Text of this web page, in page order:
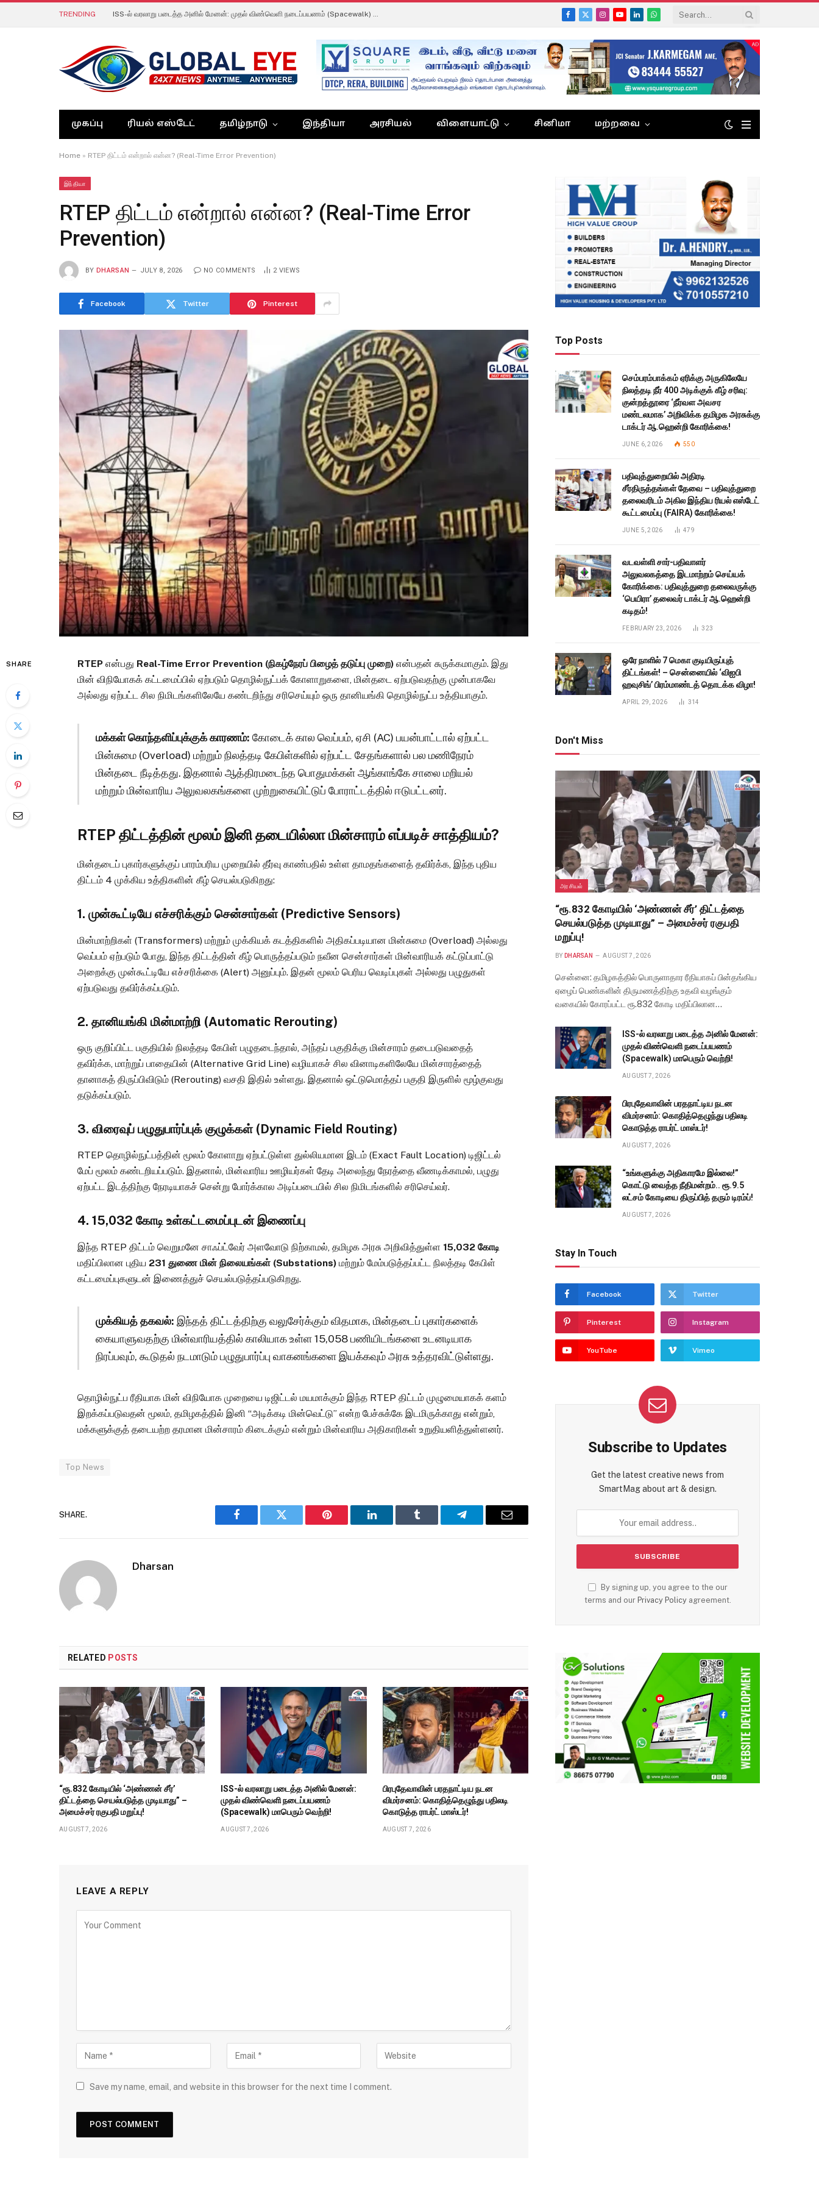
TRENDING ISS-ல் வரலாறு படைத்த அனில் மேனன்: முதல் விண்வெளி நடைப்பயணம் (Spacewalk) மாபெரும் வெற்றி!
Facebook
X
Instagram
YouTube
LinkedInWhatsApp
முகப்பு ரியல் எஸ்டேட் தமிழ்நாடு இந்தியா அரசியல் விளையாட்டு சினிமா மற்றவை
Home » RTEP திட்டம் என்றால் என்ன? (Real-Time Error Prevention)
இந்தியா
RTEP திட்டம் என்றால் என்ன? (Real-Time Error
Prevention)
BY DHARSAN JULY 8, 2026 NO COMMENTS 2 VIEWS
Facebook Twitter Pinterest
SHARE RTEP என்பது Real-Time Error Prevention (நிகழ்நேரப் பிழைத் தடுப்பு முறை) என்பதன் சுருக்கமாகும். இது
மின் விநியோகக் கட்டமைப்பில் ஏற்படும் தொழில்நுட்பக் கோளாறுகளை, மின்தடை ஏற்படுவதற்கு முன்பாகவே
அல்லது ஏற்பட்ட சில நிமிடங்களிலேயே கண்டறிந்து சரிசெய்யும் ஒரு தானியங்கி தொழில்நுட்ப உத்தியாகும்.
மக்கள் கொந்தளிப்புக்குக் காரணம்: கோடைக் கால வெப்பம், ஏசி (AC) பயன்பாட்டால் ஏற்பட்ட
மின்சுமை (Overload) மற்றும் நிலத்தடி கேபிள்களில் ஏற்பட்ட சேதங்களால் பல மணிநேரம்
மின்தடை நீடித்தது. இதனால் ஆத்திரமடைந்த பொதுமக்கள் ஆங்காங்கே சாலை மறியல்
மற்றும் மின்வாரிய அலுவலகங்களை முற்றுகையிட்டுப் போராட்டத்தில் ஈடுபட்டனர்.
RTEP திட்டத்தின் மூலம் இனி தடையில்லா மின்சாரம் எப்படிச் சாத்தியம்?
மின்தடைப் புகார்களுக்குப் பாரம்பரிய முறையில் தீர்வு காண்பதில் உள்ள தாமதங்களைத் தவிர்க்க, இந்த புதிய
திட்டம் 4 முக்கிய உத்திகளின் கீழ் செயல்படுகிறது:
1. முன்கூட்டியே எச்சரிக்கும் சென்சார்கள் (Predictive Sensors)
மின்மாற்றிகள் (Transformers) மற்றும் முக்கியக் கடத்திகளில் அதிகப்படியான மின்சுமை (Overload) அல்லது
வெப்பம் ஏற்படும் போது, இந்த திட்டத்தின் கீழ் பொருத்தப்படும் நவீன சென்சார்கள் மின்வாரியக் கட்டுப்பாட்டு
அறைக்கு முன்கூட்டியே எச்சரிக்கை (Alert) அனுப்பும். இதன் மூலம் பெரிய வெடிப்புகள் அல்லது பழுதுகள்
ஏற்படுவது தவிர்க்கப்படும்.
2. தானியங்கி மின்மாற்றி (Automatic Rerouting)
ஒரு குறிப்பிட்ட பகுதியில் நிலத்தடி கேபிள் பழுதடைந்தால், அந்தப் பகுதிக்கு மின்சாரம் தடைபடுவதைத்
தவிர்க்க, மாற்றுப் பாதையின் (Alternative Grid Line) வழியாகச் சில வினாடிகளிலேயே மின்சாரத்தைத்
தானாகத் திருப்பிவிடும் (Rerouting) வசதி இதில் உள்ளது. இதனால் ஒட்டுமொத்தப் பகுதி இருளில் மூழ்குவது
தடுக்கப்படும்.
3. விரைவுப் பழுதுபார்ப்புக் குழுக்கள் (Dynamic Field Routing)
RTEP தொழில்நுட்பத்தின் மூலம் கோளாறு ஏற்பட்டுள்ள துல்லியமான இடம் (Exact Fault Location) டிஜிட்டல்
மேப் மூலம் கண்டறியப்படும். இதனால், மின்வாரிய ஊழியர்கள் தேடி அலைந்து நேரத்தை வீணடிக்காமல், பழுது
ஏற்பட்ட இடத்திற்கு நேரடியாகச் சென்று போர்க்கால அடிப்படையில் சில நிமிடங்களில் சரிசெய்வர்.
4. ₹15,032 கோடி உள்கட்டமைப்புடன் இணைப்பு
இந்த RTEP திட்டம் வெறுமனே சாஃப்ட்வேர் அளவோடு நிற்காமல், தமிழக அரசு அறிவித்துள்ள ₹15,032 கோடி
மதிப்பிலான புதிய 231 துணை மின் நிலையங்கள் (Substations) மற்றும் மேம்படுத்தப்பட்ட நிலத்தடி கேபிள்
கட்டமைப்புகளுடன் இணைத்துச் செயல்படுத்தப்படுகிறது.
முக்கியத் தகவல்: இந்தத் திட்டத்திற்கு வலுசேர்க்கும் விதமாக, மின்தடைப் புகார்களைக்
கையாளுவதற்கு மின்வாரியத்தில் காலியாக உள்ள 15,058 பணியிடங்களை உடனடியாக
நிரப்பவும், கூடுதல் நடமாடும் பழுதுபார்ப்பு வாகனங்களை இயக்கவும் அரசு உத்தரவிட்டுள்ளது.
தொழில்நுட்ப ரீதியாக மின் விநியோக முறையை டிஜிட்டல் மயமாக்கும் இந்த RTEP திட்டம் முழுமையாகக் களம்
இறக்கப்படுவதன் மூலம், தமிழகத்தில் இனி “அடிக்கடி மின்வெட்டு” என்ற பேச்சுக்கே இடமிருக்காது என்றும்,
மக்களுக்குத் தடையற்ற தரமான மின்சாரம் கிடைக்கும் என்றும் மின்வாரிய அதிகாரிகள் உறுதியளித்துள்ளனர்.
Top News
SHARE.
Facebook Twitter Pinterest LinkedIn Tumblr Telegram Email
Dharsan
RELATED POSTS
“ரூ.832 கோடியில் ‘அண்ணன் சீர்’
திட்டத்தை செயல்படுத்த முடியாது” –
அமைச்சர் ரகுபதி மறுப்பு!
AUGUST 7, 2026
ISS-ல் வரலாறு படைத்த அனில் மேனன்:
முதல் விண்வெளி நடைப்பயணம்
(Spacewalk) மாபெரும் வெற்றி!
AUGUST 7, 2026
பிரபுதேவாவின் பரதநாட்டிய நடன
விமர்சனம்: கொதித்தெழுந்து பதிலடி
கொடுத்த ராபர்ட் மாஸ்டர்!
AUGUST 7, 2026
LEAVE A REPLY
Save my name, email, and website in this browser for the next time I comment.
Top Posts
செம்பரம்பாக்கம் ஏரிக்கு அருகிலேயே
நிலத்தடி நீர் 400 அடிக்குக் கீழ் சரிவு:
குன்றத்தூரை ‘நீர்வள அவசர
மண்டலமாக’ அறிவிக்க தமிழக அரசுக்கு
டாக்டர் ஆ.ஹென்றி கோரிக்கை!
JUNE 6, 2026 550
பதிவுத்துறையில் அதிரடி
சீர்திருத்தங்கள் தேவை – பதிவுத்துறை
தலைவரிடம் அகில இந்திய ரியல் எஸ்டேட்
கூட்டமைப்பு (FAIRA) கோரிக்கை!
JUNE 5, 2026 479
வடவள்ளி சார்-பதிவாளர்
அலுவலகத்தை இடமாற்றம் செய்யக்
கோரிக்கை: பதிவுத்துறை தலைவருக்கு
‘பெயிரா’ தலைவர் டாக்டர் ஆ.ஹென்றி
கடிதம்!
FEBRUARY 23, 2026 323
ஒரே நாளில் 7 மெகா குடியிருப்புத்
திட்டங்கள்! – சென்னையில் ‘விஐபி
ஹவுசிங்’ பிரம்மாண்டத் தொடக்க விழா!
APRIL 29, 2026 314
Don't Miss
அரசியல்
“ரூ.832 கோடியில் ‘அண்ணன் சீர்’ திட்டத்தை
செயல்படுத்த முடியாது” – அமைச்சர் ரகுபதி
மறுப்பு!
BY DHARSAN AUGUST 7, 2026
சென்னை: தமிழகத்தில் பொருளாதார ரீதியாகப் பின்தங்கிய
ஏழைப் பெண்களின் திருமணத்திற்கு உதவி வழங்கும்
வகையில் கோரப்பட்ட ரூ.832 கோடி மதிப்பிலான…
ISS-ல் வரலாறு படைத்த அனில் மேனன்:
முதல் விண்வெளி நடைப்பயணம்
(Spacewalk) மாபெரும் வெற்றி!
AUGUST 7, 2026
பிரபுதேவாவின் பரதநாட்டிய நடன
விமர்சனம்: கொதித்தெழுந்து பதிலடி
கொடுத்த ராபர்ட் மாஸ்டர்!
AUGUST 7, 2026
“உங்களுக்கு அதிகாரமே இல்லை!”
கொட்டு வைத்த நீதிமன்றம்.. ரூ.9.5
லட்சம் கோடியை திருப்பித் தரும் டிரம்ப்!
AUGUST 7, 2026
Stay In Touch
Facebook Twitter
Pinterest Instagram
YouTube Vimeo
Subscribe to Updates
Get the latest creative news from
SmartMag about art & design.
By signing up, you agree to the our
terms and our Privacy Policyagreement.